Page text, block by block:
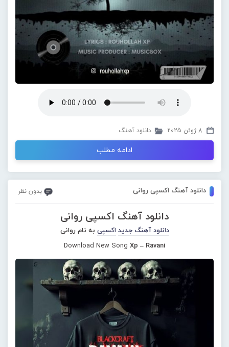
8 ژوئن 2025 دانلود آهنگ
ادامه مطلب
دانلود آهنگ اکسپی روانی بدون نظر
دانلود آهنگ اکسپی روانی
دانلود آهنگ جدید اکسپی به نام روانی
Download New Song Xp – Ravani